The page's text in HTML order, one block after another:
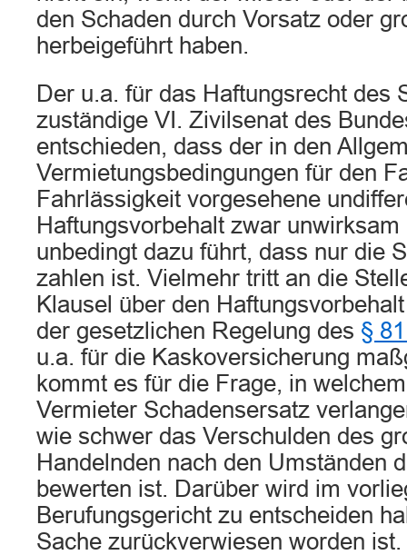
den Schaden durch Vorsatz oder
herbeigeführt haben.
Der u.a. für das Haftungsrecht des
zuständige VI. Zivilsenat des
entschieden, dass der in den
Vermietungsbedingungen für den
Fahrlässigkeit vorgesehene
Haftungsvorbehalt zwar
unbedingt dazu führt, dass nur die
zahlen ist. Vielmehr tritt an die
Klausel über den
der gesetzlichen Regelung des §
u.a. für die Kaskoversicherung
kommt es für die Frage, in
Vermieter Schadensersatz
wie schwer das Verschulden des
Handelnden nach den Umständen
bewerten ist. Darüber wird im
Berufungsgericht zu entscheiden
Sache zurückverwiesen worden ist.